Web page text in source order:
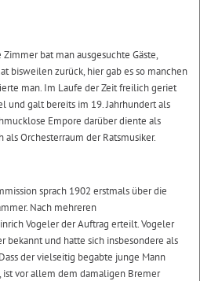
bat man ausgesuchte Gäste,
bisweilen zurück, hier gab es so manchen
man. Im Laufe der Zeit freilich geriet
und galt bereits im 19. Jahrhundert als
Empore darüber diente als
Orchesterraum der Ratsmusiker.
sprach 1902 erstmals über die
Nach mehreren
Vogeler der Auftrag erteilt. Vogeler
bekannt und hatte sich insbesondere als
der vielseitig begabte junge Mann
vor allem dem damaligen Bremer